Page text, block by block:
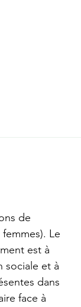
de
Le
est à
sociale et à
dans
face à